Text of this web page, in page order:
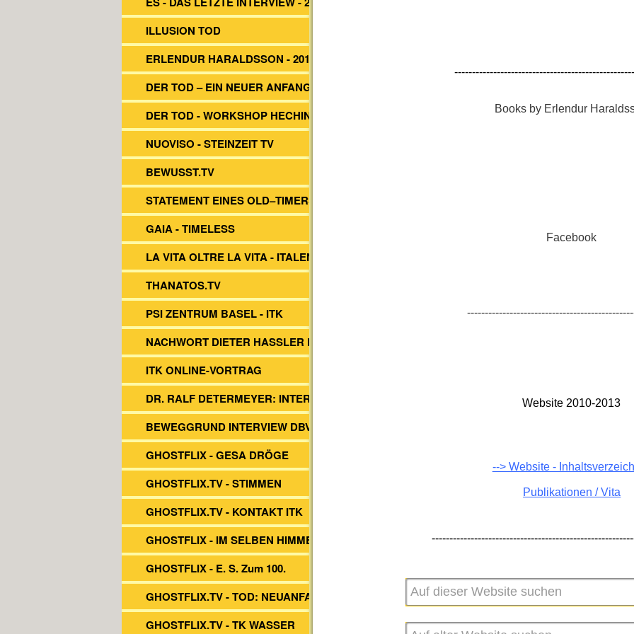
ILLUSION TOD
ERLENDUR HARALDSSON - 2017
DER TOD – EIN NEUER ANFANG?
DER TOD - WORKSHOP HECHINGEN
NUOVISO - STEINZEIT TV
BEWUSST.TV
STATEMENT EINES OLD–TIMERS
GAIA - TIMELESS
LA VITA OLTRE LA VITA - ITALEN
THANATOS.TV
PSI ZENTRUM BASEL - ITK
NACHWORT DIETER HASSLER BUCH
ITK ONLINE-VORTRAG
DR. RALF DETERMEYER: INTERVIEW
BEWEGGRUND INTERVIEW DBVs ITK
GHOSTFLIX - GESA DRÖGE
GHOSTFLIX.TV - STIMMEN
GHOSTFLIX.TV - KONTAKT ITK
GHOSTFLIX - IM SELBEN HIMMEL
GHOSTFLIX - E. S. Zum 100.
GHOSTFLIX.TV - TOD: NEUANFANG?
GHOSTFLIX.TV - TK WASSER
Books by Erlendur
Facebook
Website 2010-2013
--> Website -
Publikationen / Vita